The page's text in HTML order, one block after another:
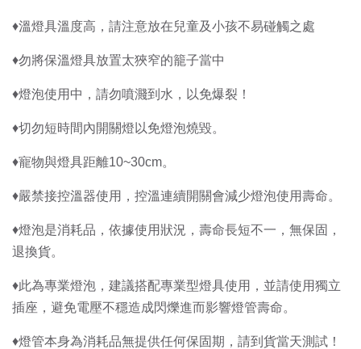
♦️溫燈具溫度高，請注意放在兒童及小孩不易碰觸之處
♦️勿將保溫燈具放置太狹窄的籠子當中
♦️燈泡使用中，請勿噴濺到水，以免爆裂！
♦️切勿短時間內開關燈以免燈泡燒毀。
♦️寵物與燈具距離10~30cm。
♦️嚴禁接控溫器使用，控溫連續開關會減少燈泡使用壽命。
♦️燈泡是消耗品，依據使用狀況，壽命長短不一，無保固，
退換貨。
♦️此為專業燈泡，建議搭配專業型燈具使用，並請使用獨立
插座，避免電壓不穩造成閃爍進而影響燈管壽命。
♦️燈管本身為消耗品無提供任何保固期，請到貨當天測試！